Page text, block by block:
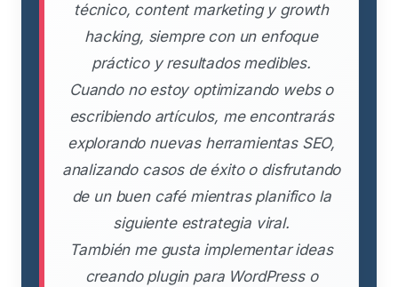
técnico, content marketing y growth
hacking, siempre con un enfoque
práctico y resultados medibles.
Cuando no estoy optimizando webs o
escribiendo artículos, me encontrarás
explorando nuevas herramientas SEO,
analizando casos de éxito o disfrutando
de un buen café mientras planifico la
siguiente estrategia viral.
También me gusta implementar ideas
creando plugin para WordPress o